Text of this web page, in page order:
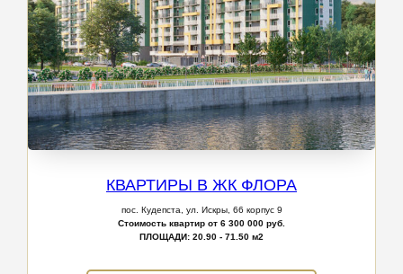
КВАРТИРЫ В ЖК ФЛОРА
пос. Кудепста, ул. Искры, 66 корпус 9
Стоимость квартир от 6 300 000 руб.
ПЛОЩАДИ: 20.90 - 71.50 м2